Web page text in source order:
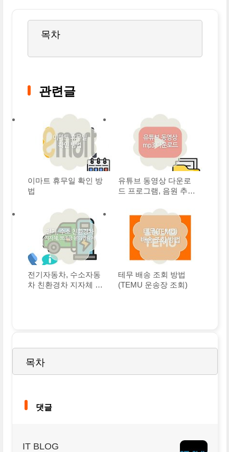
목차
관련글
이마트 휴무일 확인 방
법
유튜브 동영상 다운로
드 프로그램, 음원 추출
전기자동차, 수소자동
차 친환경차 지자체 연
테무 배송 조회 방법
(TEMU 운송장 조회)
목차
댓글
IT BLOG